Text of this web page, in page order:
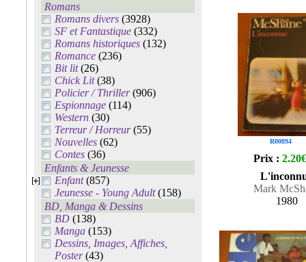
Romans
Romans divers (3928)
SF et Fantastique (332)
Romans historiques (132)
Romance (236)
Bit lit(26)
Chick Lit(38)
Policier / Thriller(906)
Espionnage (114)
Western (30)
Terreur / Horreur(55)
Nouvelles (62)
Contes (36)
Enfants & Jeunesse
Enfant(857)
Jeunesse - Young Adult(158)
BD, Manga & Dessins
BD (138)
Manga (153)
Dessins, Images, Affiches,
Poster(43)
R00894
Prix : 2.20€
Mark
1980